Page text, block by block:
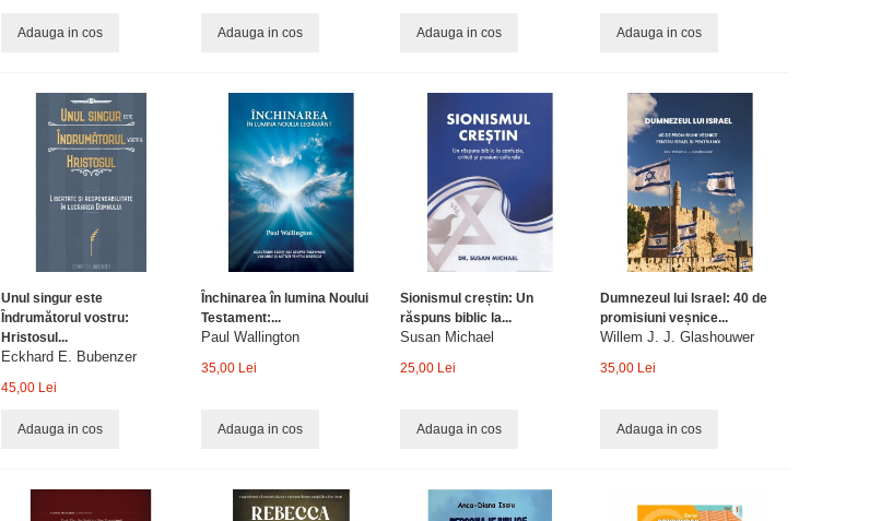
Adauga in cos Adauga in cos Adauga in cos Adauga in cos
Unul singur este
Îndrumătorul vostru:
Hristosul...
Eckhard E. Bubenzer
45,00 Lei
Adauga in cos
Închinarea în lumina Noului
Testament:...
Paul Wallington
35,00 Lei
Adauga in cos
Sionismul creștin: Un
răspuns biblic la...
Susan Michael
25,00 Lei
Adauga in cos
Dumnezeul lui Israel: 40 de
promisiuni veșnice...
Willem J. J. Glashouwer
35,00 Lei
Adauga in cos